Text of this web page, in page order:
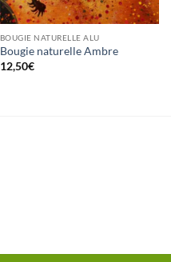
BOUGIE NATURELLE ALU
Bougie naturelle Ambre
12,50€